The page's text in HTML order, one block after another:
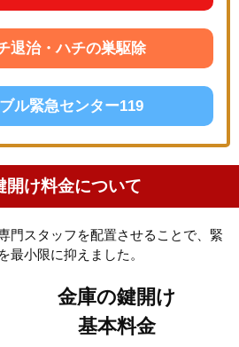
退治・ハチの巣駆除
ル緊急センター119
開け料金について
門スタッフを配置させることで、緊
最小限に抑えました。
金庫の鍵開け
基本料金